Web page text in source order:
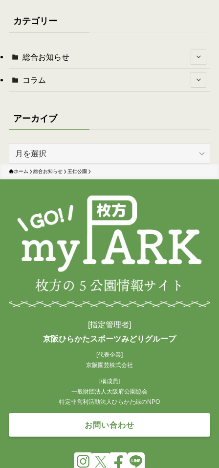
カテゴリー
総合お知らせ
コラム
アーカイブ
カホーム 総合お知らせ 王仁公園
[指定管理者]
京阪ひらかたスポーツみどりグループ
[代表企業]
京阪園芸株式会社
[構成員]
一般財団法人大阪府公園協会
特定非営利活動法人ひらかた緑のNPO
お問い合わせ